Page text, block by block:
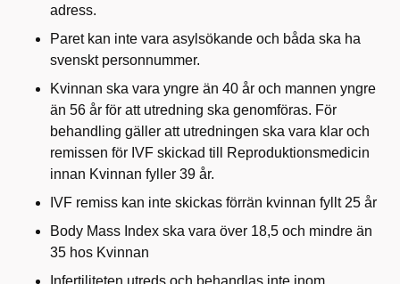
adress.
Paret kan inte vara asylsökande och båda ska ha
svenskt personnummer.
Kvinnan ska vara yngre än 40 år och mannen yngre
än 56 år för att utredning ska genomföras. För
behandling gäller att utredningen ska vara klar och
remissen för IVF skickad till Reproduktionsmedicin
innan Kvinnan fyller 39 år.
IVF remiss kan inte skickas förrän kvinnan fyllt 25 år
Body Mass Index ska vara över 18,5 och mindre än
35 hos Kvinnan
Infertiliteten utreds och behandlas inte inom